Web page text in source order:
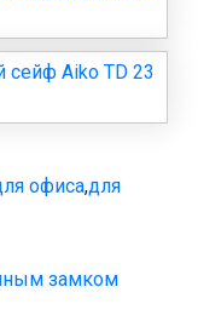
сейф Aiko TD 23
офиса,для
замком